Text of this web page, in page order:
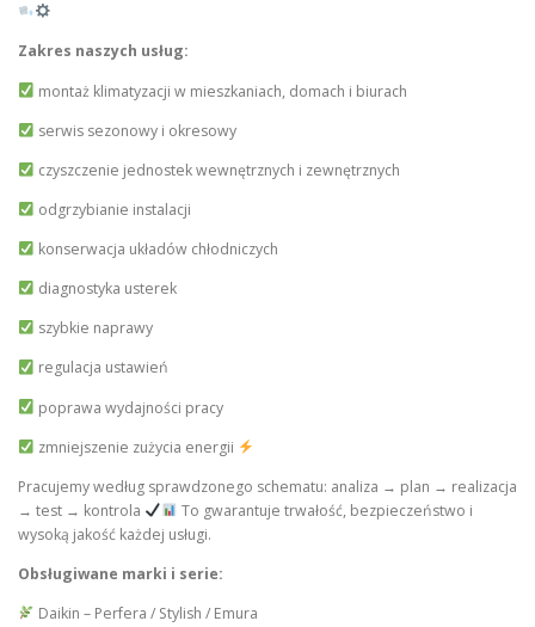
Zakres naszych usług:
montaż klimatyzacji w mieszkaniach, domach i biurach
serwis sezonowy i okresowy
czyszczenie jednostek wewnętrznych i zewnętrznych
odgrzybianie instalacji
konserwacja układów chłodniczych
diagnostyka usterek
szybkie naprawy
regulacja ustawień
poprawa wydajności pracy
zmniejszenie zużycia energii
Pracujemy według sprawdzonego schematu: analiza → plan → realizacja
→ test → kontrola
To gwarantuje trwałość, bezpieczeństwo i
wysoką jakość każdej usługi.
Obsługiwane marki i serie:
Daikin – Perfera / Stylish / Emura